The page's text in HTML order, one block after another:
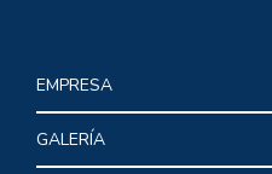
EMPRESA
GALERÍA